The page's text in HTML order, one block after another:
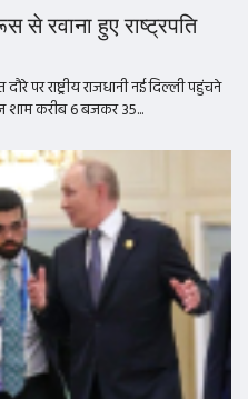
से रवाना हुए राष्ट्रपति
पर राष्ट्रीय राजधानी नई दिल्ली पहुंचने
शाम करीब 6 बजकर 35...